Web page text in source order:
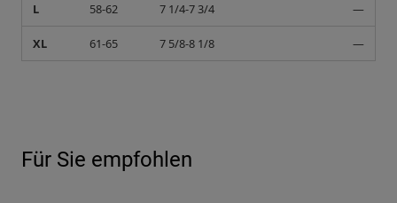
L 58-62 7 1/4-7 3/4 —
XL 61-65 7 5/8-8 1/8 —
Für Sie empfohlen